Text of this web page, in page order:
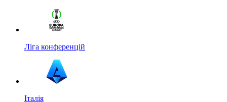
Ліга конференцій
Італія